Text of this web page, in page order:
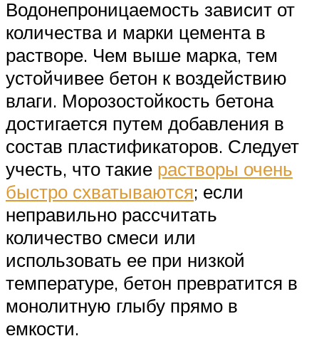
Водонепроницаемость зависит от
количества и марки цемента в
растворе. Чем выше марка, тем
устойчивее бетон к воздействию
влаги. Морозостойкость бетона
достигается путем добавления в
состав пластификаторов. Следует
учесть, что такие растворы очень
быстро схватываются; если
неправильно рассчитать
количество смеси или
использовать ее при низкой
температуре, бетон превратится в
монолитную глыбу прямо в
емкости.